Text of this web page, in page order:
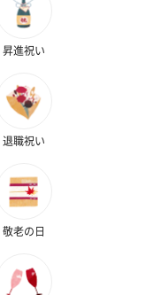
昇進祝い
退職祝い
敬老の日